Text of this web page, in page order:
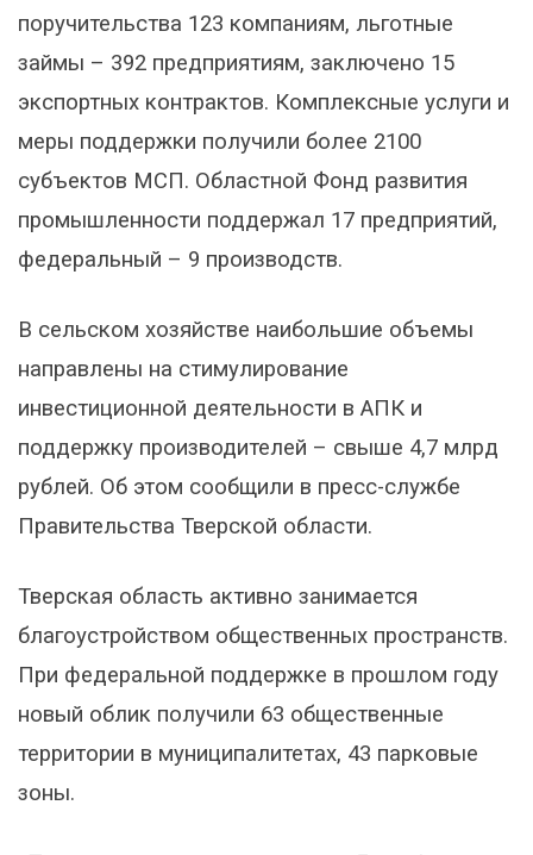
поручительства 123 компаниям, льготные
займы – 392 предприятиям, заключено 15
экспортных контрактов. Комплексные услуги и
меры поддержки получили более 2100
субъектов МСП. Областной Фонд развития
промышленности поддержал 17 предприятий,
федеральный – 9 производств.
В сельском хозяйстве наибольшие объемы
направлены на стимулирование
инвестиционной деятельности в АПК и
поддержку производителей – свыше 4,7 млрд
рублей. Об этом сообщили в пресс-службе
Правительства Тверской области.
Тверская область активно занимается
благоустройством общественных пространств.
При федеральной поддержке в прошлом году
новый облик получили 63 общественные
территории в муниципалитетах, 43 парковые
зоны.